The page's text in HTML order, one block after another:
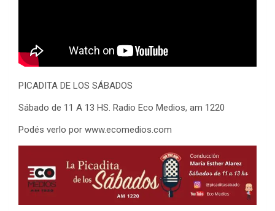
PICADITA DE LOS SÁBADOS
Sábado de 11 A 13 HS. Radio Eco Medios, am 1220
Podés verlo por www.ecomedios.com